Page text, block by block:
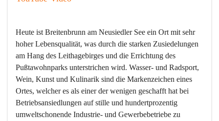
Heute ist Breitenbrunn am Neusiedler See ein Ort mit sehr
hoher Lebensqualität, was durch die starken Zusiedelungen
am Hang des Leithagebirges und die Errichtung des
Pußtawohnparks unterstrichen wird. Wasser- und Radsport,
Wein, Kunst und Kulinarik sind die Markenzeichen eines
Ortes, welcher es als einer der wenigen geschafft hat bei
Betriebsansiedlungen auf stille und hundertprozentig
umweltschonende Industrie- und Gewerbebetriebe zu